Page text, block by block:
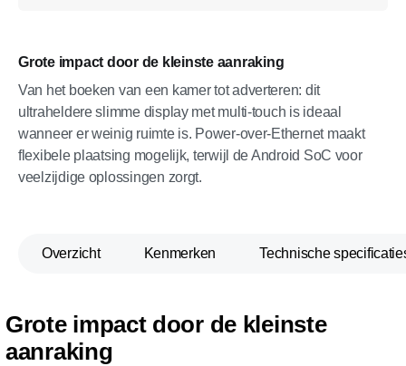
Grote impact door de kleinste aanraking
Van het boeken van een kamer tot adverteren: dit
ultraheldere slimme display met multi-touch is ideaal
wanneer er weinig ruimte is. Power-over-Ethernet maakt
flexibele plaatsing mogelijk, terwijl de Android SoC voor
veelzijdige oplossingen zorgt.
Overzicht Kenmerken Technische
Grote impact door de kleinste
aanraking